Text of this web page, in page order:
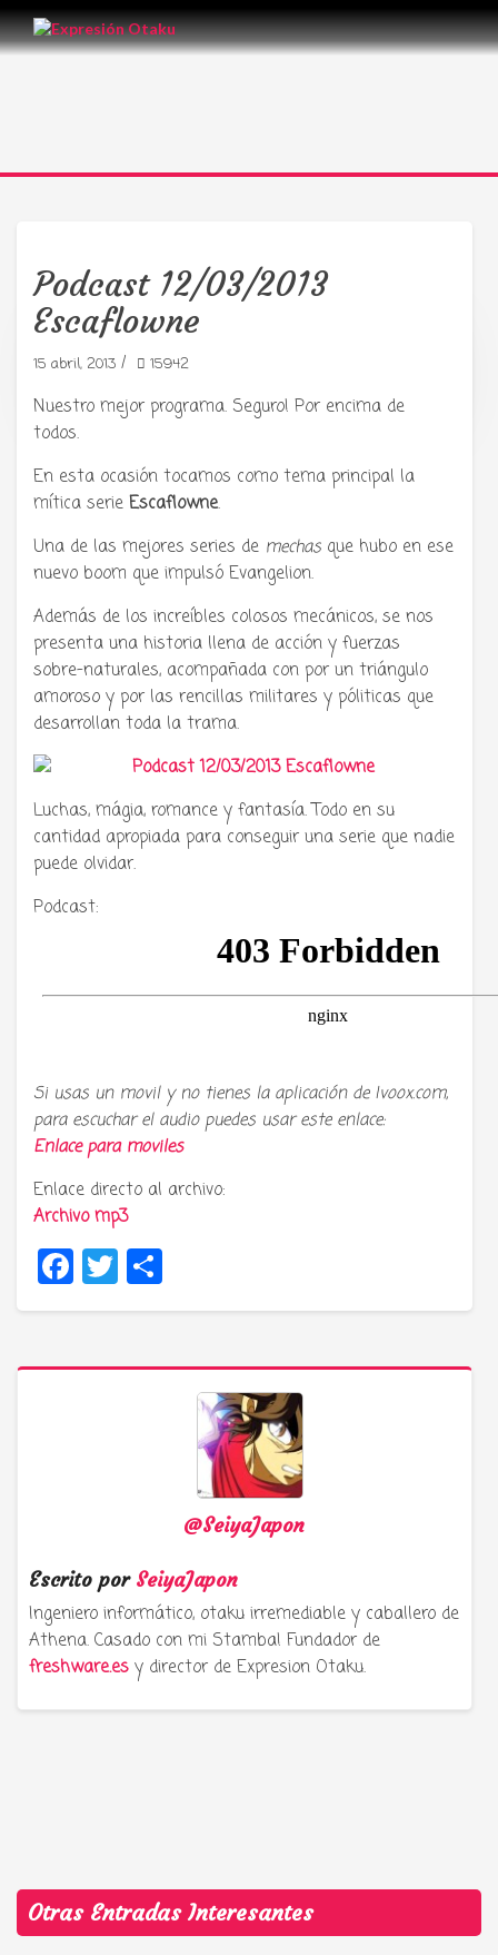
Tu radio y podcast sobre manga,
Podcast 12/03/2013
Escaflowne
15 abril, 2013 / 15942
Nuestro mejor programa. Seguro! Por encima de
todos.
En esta ocasión tocamos como tema principal la
mítica serie Escaflowne.
Una de las mejores series de mechas que hubo en ese
nuevo boom que impulsó Evangelion.
Además de los increíbles colosos mecánicos, se nos
presenta una historia llena de acción y fuerzas
sobre-naturales, acompañada con por un triángulo
amoroso y por las rencillas militares y póliticas que
desarrollan toda la trama.
Luchas, mágia, romance y fantasía. Todo en su
cantidad apropiada para conseguir una serie que nadie
puede olvidar.
Podcast:
Si usas un movil y no tienes la aplicación de Ivoox.com,
para escuchar el audio puedes usar este enlace:
Enlace para moviles
Enlace directo al archivo:
Archivo mp3
Facebook
Twitter
@SeiyaJapon
Escrito por SeiyaJapon
Ingeniero informático, otaku irremediable y caballero de
Athena. Casado con mi Stamba! Fundador de
freshware.es y director de Expresion Otaku.
Otras Entradas Interesantes